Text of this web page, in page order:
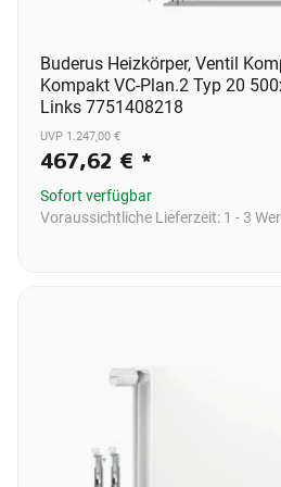
Buderus Heizkörper, Ventil
Kompakt VC-Plan.2 Typ 20
Links 7751408218
UVP 1.247,00 €
467,62 € *
Sofort verfügbar
Voraussichtliche Lieferzeit: 1 - 3